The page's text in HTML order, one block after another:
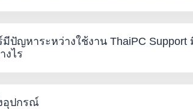
มีปัญหาระหว่างใช้งาน ThaiPC Support
งไร
อุปกรณ์